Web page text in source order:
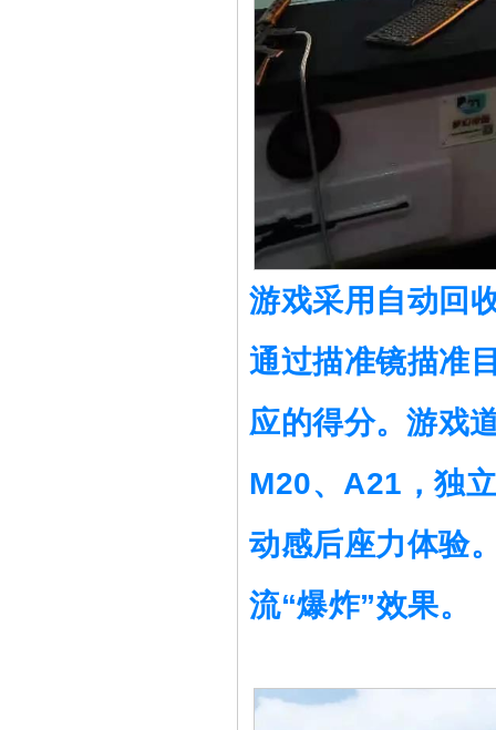
游戏采用自动回
通过描准镜描准
应的得分。游戏
M20、A21，独
动感后座力体验
流“爆炸”效果。